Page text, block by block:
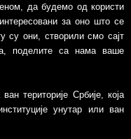
да будемо од користи
за оно што се
су они, створили смо сајт
поделите са нама ваше
територије Србије, којa
унутар или ван